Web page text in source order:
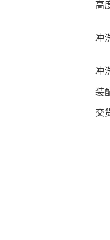
高
冲
冲
装
交